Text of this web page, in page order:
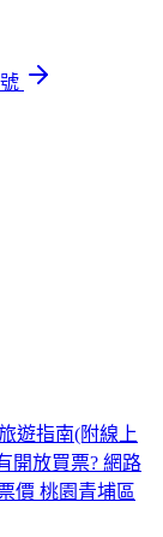
遊指南(附線上
開放買票? 網路
價 桃園青埔區